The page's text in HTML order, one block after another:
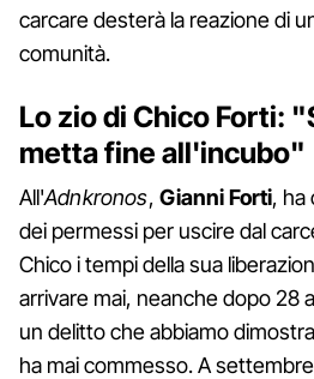
carcare desterà la reazione di
comunità.
Lo zio di Chico Forti:
metta fine all'incubo"
All'Adnkronos, Gianni Forti, ha
dei permessi per uscire dal
Chico i tempi della sua
arrivare mai, neanche dopo 28
un delitto che abbiamo
ha mai commesso. A